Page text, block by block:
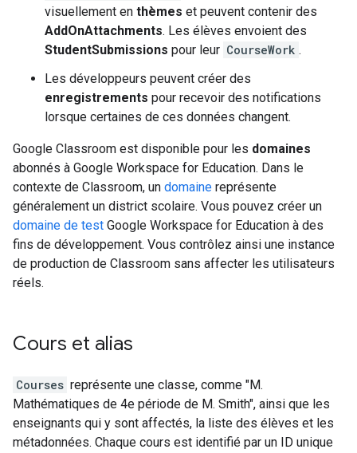
visuellement en thèmes et peuvent contenir des
AddOnAttachments. Les élèves envoient des
StudentSubmissions pour leur CourseWork .
Les développeurs peuvent créer des
enregistrements pour recevoir des notifications
lorsque certaines de ces données changent.
Google Classroom est disponible pour les domaines
abonnés à Google Workspace for Education. Dans le
contexte de Classroom, un domaine représente
généralement un district scolaire. Vous pouvez créer un
domaine de test Google Workspace for Education à des
fins de développement. Vous contrôlez ainsi une instance
de production de Classroom sans affecter les utilisateurs
réels.
Cours et alias
Courses représente une classe, comme "M.
Mathématiques de 4e période de M. Smith", ainsi que les
enseignants qui y sont affectés, la liste des élèves et les
métadonnées. Chaque cours est identifié par un ID unique